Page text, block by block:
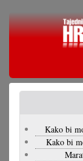
Skoči
Kako bi
Kako bi